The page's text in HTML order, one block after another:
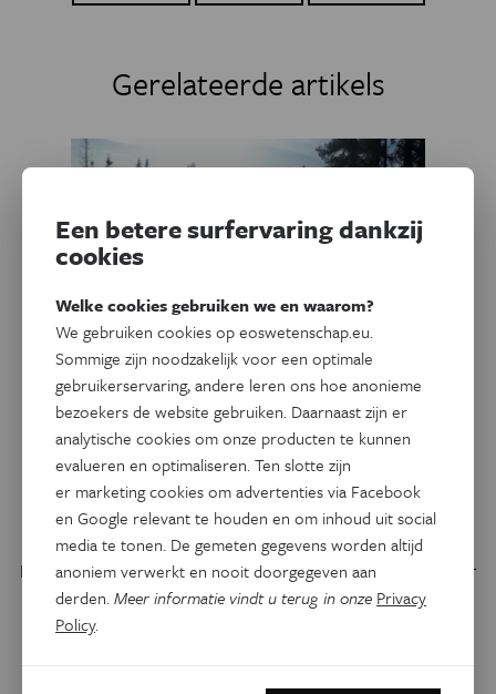
Gerelateerde artikels
Eos Blogs Natuur & Milieu
Niet elke natuurbrand is
hetzelfde, zeker niet als er
veen in het spel is
Hitte en droogte verhogen het risico op bosbranden, maar
zijn niet de enige factoren die bepalen hoe kwetsbaar een
Een betere surfervaring dankzij
cookies
Welke cookies gebruiken we en waarom?
We gebruiken cookies op eoswetenschap.eu.
Sommige zijn noodzakelijk voor een optimale
gebruikerservaring, andere leren ons hoe anonieme
bezoekers de website gebruiken. Daarnaast zijn er
analytische cookies om onze producten te kunnen
evalueren en optimaliseren. Ten slotte zijn
er marketing cookies om advertenties via Facebook
en Google relevant te houden en om inhoud uit social
media te tonen. De gemeten gegevens worden altijd
anoniem verwerkt en nooit doorgegeven aan
derden.Meer informatie vindt u terug in onze Privacy
Policy.